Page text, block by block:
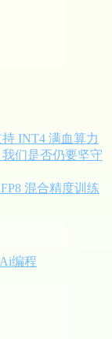
INT4 满血算力
们是否仍要坚守
混合精度训练
Ai编程